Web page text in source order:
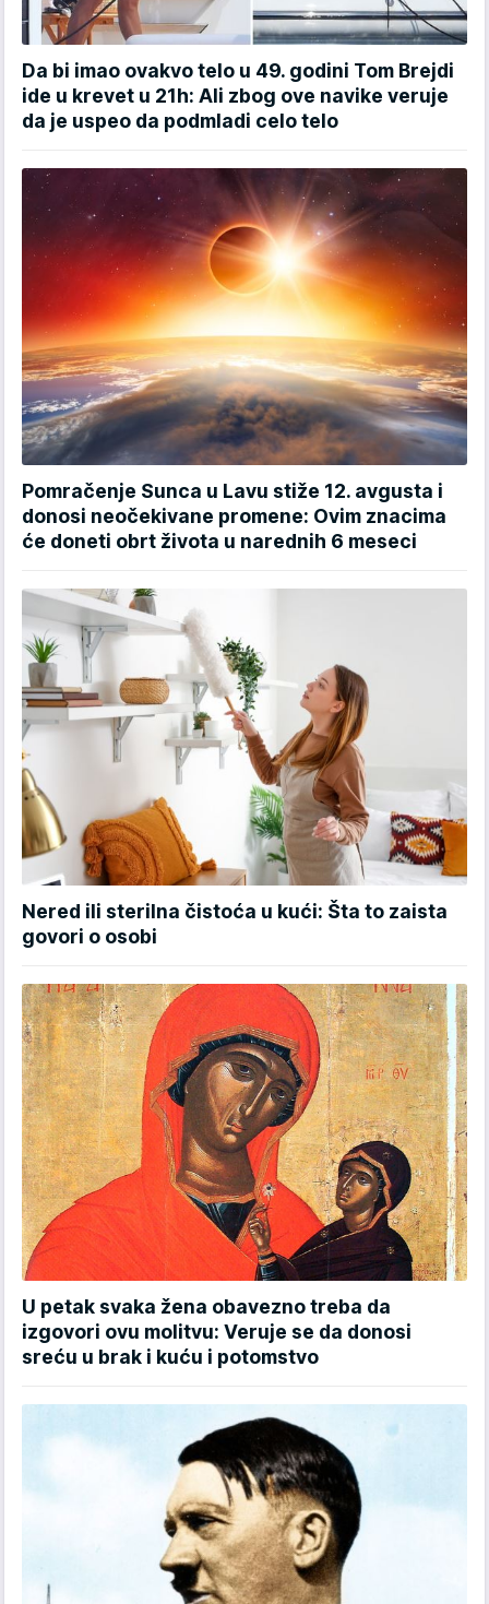
Da bi imao ovakvo telo u 49. godini Tom Brejdi
ide u krevet u 21h: Ali zbog ove navike veruje
da je uspeo da podmladi celo telo
Pomračenje Sunca u Lavu stiže 12. avgusta i
donosi neočekivane promene: Ovim znacima
će doneti obrt života u narednih 6 meseci
Nered ili sterilna čistoća u kući: Šta to zaista
govori o osobi
U petak svaka žena obavezno treba da
izgovori ovu molitvu: Veruje se da donosi
sreću u brak i kuću i potomstvo